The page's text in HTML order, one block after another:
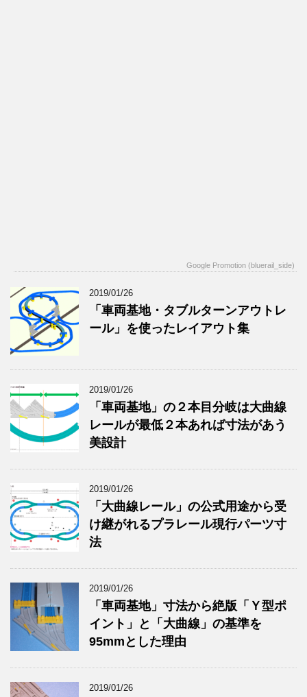
Google Promotion (bluerail_side)
2019/01/26
「車両基地・タブルターンアウトレ
ール」を使ったレイアウト集
2019/01/26
「車両基地」の２本目分岐は大曲線
レールが最低２本あれば寸法があう
美設計
2019/01/26
「大曲線レール」の公式用途から受
け継がれるプラレール現行パーツ寸
法
2019/01/26
「車両基地」寸法から絶版「Ｙ型ポ
イント」と「大曲線」の基準を
95mmとした理由
2019/01/26